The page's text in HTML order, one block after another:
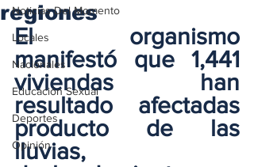
Noticias Del Momento
Locales
Nacionales
Educación Sexual
Deportes
Opinión
regiones
El organismo
manifestó que 1,441
viviendas han
resultado afectadas
producto de las
lluvias,